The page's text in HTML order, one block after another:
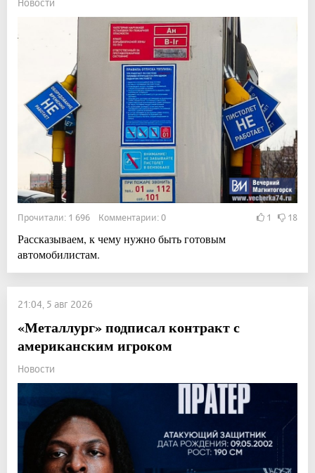
Прочитали: 1 696 Комментарии: 0 1 18
Рассказываем, к чему нужно быть готовым
автомобилистам.
21:04, 5 авг 2026
«Металлург» подписал контракт с
американским игроком
Новости